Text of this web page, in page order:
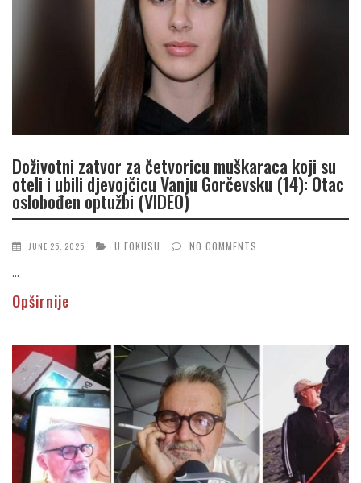
Doživotni zatvor za četvoricu muškaraca koji su
oteli i ubili djevojčicu Vanju Gorčevsku (14): Otac
oslobođen optužbi (VIDEO)
JUNE 25, 2025 U FOKUSU NO COMMENTS
...
Opširnije